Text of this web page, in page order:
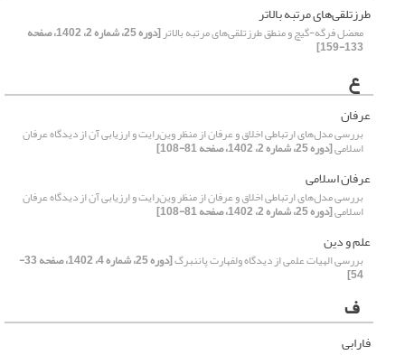
طرزتلقی‌های مرتبه بالاتر
معضل فرگه-گیچ و منطق طرزتلقی‌های مرتبه بالاتر [دوره 25، شماره 2، 1402، صفحه
133-159]
ع
عرفان
بررسی مدل‌های ارتباطی اخلاق و عرفان از منظر وین‌رایت و ارزیابی آن از دیدگاه عرفان
اسلامی[دوره 25، شماره 2، 1402، صفحه 81-108]
عرفان اسلامی
بررسی مدل‌های ارتباطی اخلاق و عرفان از منظر وین‌رایت و ارزیابی آن از دیدگاه عرفان
اسلامی[دوره 25، شماره 2، 1402، صفحه 81-108]
علم و دین
بررسی الهیات علمی از دیدگاه ولفهارت پاننبرگ [دوره 25، شماره 4، 1402، صفحه 33-
54]
ف
فارابی